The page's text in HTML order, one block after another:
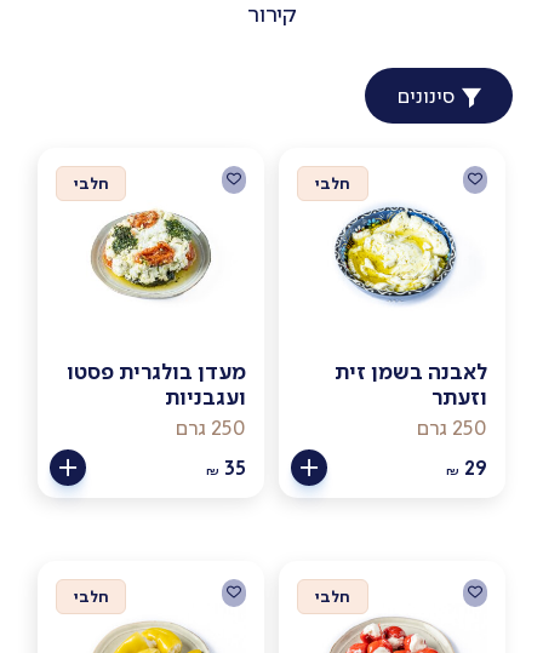
קירור
סינונים
חלבי
לאבנה בשמן זית
וזעתר
250 גרם
₪ 29
חלבי
מעדן בולגרית פסטו
ועגבניות
250 גרם
₪ 35
חלבי חלבי